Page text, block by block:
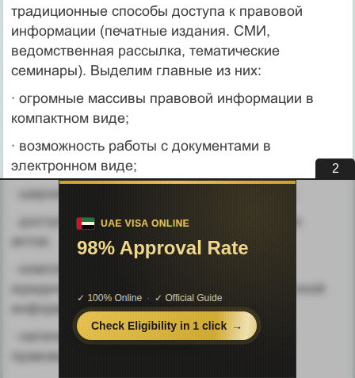
традиционные способы доступа к правовой
информации (печатные издания. СМИ,
ведомственная рассылка, тематические
семинары). Выделим главные из них:
· огромные массивы правовой информации в
компактном виде;
· возможность работы с документами в
электронном виде;
· широкий набор тематических баз данных;
· доступ к проектам нормативных правовых
актов;
· комплексная юридическая обработка
юридических документов, наличие справочной
информации;
· наличие текущих редакций нормативных
правовых актов в базах документов;
1